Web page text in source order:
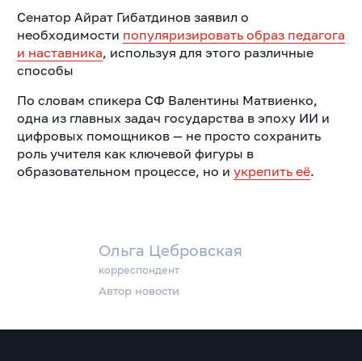
Ольга Цебровская
корреспондент
Автор новости
Сенатор Айрат Гибатдинов заявил о
необходимости популяризировать образ педагога
и наставника, используя для этого различные
способы
По словам спикера СФ Валентины Матвиенко,
одна из главных задач государства в эпоху ИИ и
цифровых помощников — не просто сохранить
роль учителя как ключевой фигуры в
образовательном процессе, но и укрепить её.